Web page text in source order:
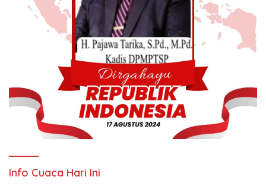
Info Cuaca Hari Ini